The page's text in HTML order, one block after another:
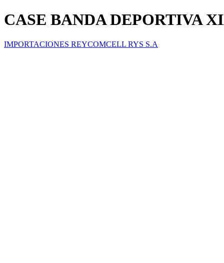
CASE BANDA DEPORTIVA
IMPORTACIONES REYCOMCELL RYS S.A